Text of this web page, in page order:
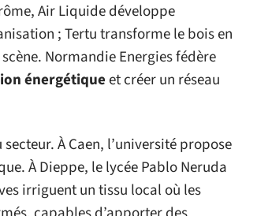
Air Liquide développe
; Tertu transforme le bois en
Normandie Energies fédère
énergétiqueet créer un réseau
À Caen, l’université propose
À Dieppe, le lycée Pablo Neruda
irriguent un tissu local où les